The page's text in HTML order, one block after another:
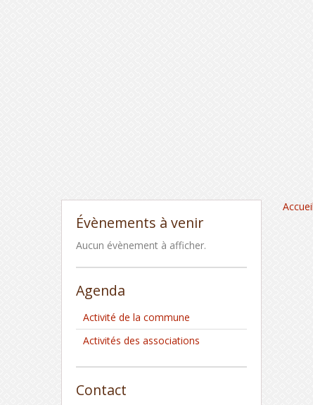
Évènements à venir
Aucun évènement à afficher.
Agenda
Activité de la commune
Activités des associations
Contact